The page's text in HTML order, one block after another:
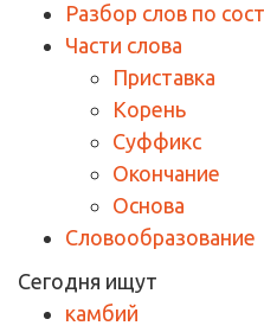
Разбор слов по
Части слова
Приставка
Корень
Суффикс
Окончание
Основа
Словообразование
Сегодня ищут
камбий